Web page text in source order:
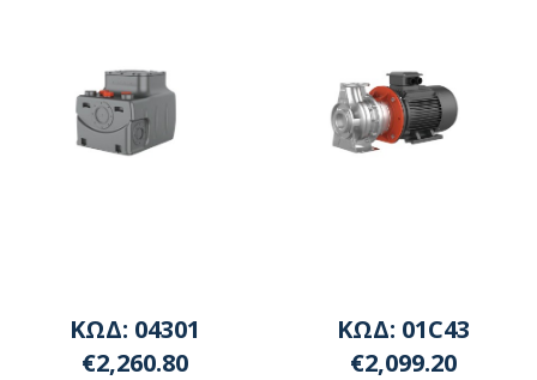
ΚΩΔ: 04301
€2,260.80
ΚΩΔ: 01C43
€2,099.20